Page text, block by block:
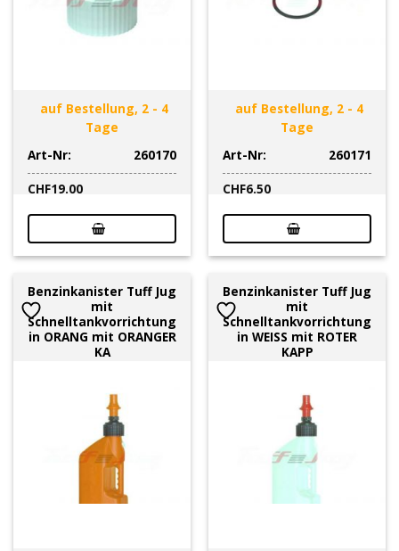
auf Bestellung, 2 - 4
Tage
Art-Nr:
260170
CHF19.00
auf Bestellung, 2 - 4
Tage
Art-Nr:
260171
CHF6.50
Benzinkanister Tuff Jug
mit
Schnelltankvorrichtung
in ORANG mit ORANGER
KA
Benzinkanister Tuff Jug
mit
Schnelltankvorrichtung
in WEISS mit ROTER
KAPP